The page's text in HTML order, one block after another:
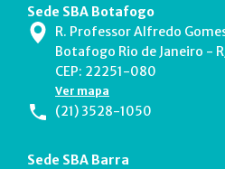
Sede SBA Botafogo
R. Professor Alfredo
Botafogo Rio de Janeiro -
CEP: 22251-080
Ver mapa
(21) 3528-1050
Sede SBA Barra